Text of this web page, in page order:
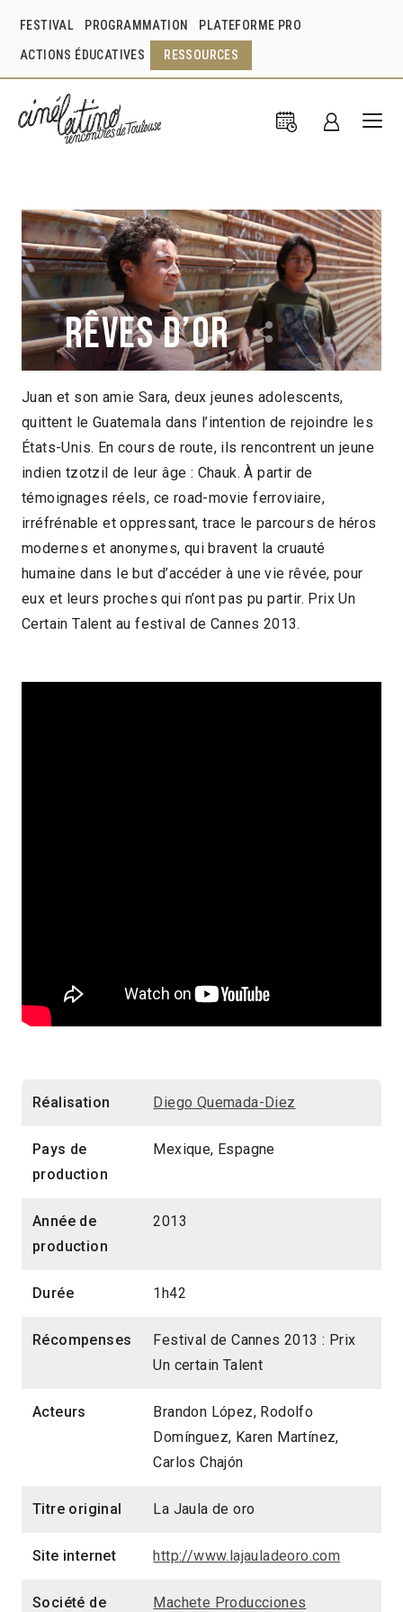
FESTIVAL PROGRAMMATION PLATEFORME PRO
ACTIONS ÉDUCATIVES RESSOURCES
Rêves d’or
Diego Quemada-Diez Mexique 2013
1h42
Juan et son amie Sara, deux jeunes adolescents,
quittent le Guatemala dans l’intention de rejoindre les
États-Unis. En cours de route, ils rencontrent un jeune
indien tzotzil de leur âge : Chauk. À partir de
témoignages réels, ce road-movie ferroviaire,
irréfrénable et oppressant, trace le parcours de héros
modernes et anonymes, qui bravent la cruauté
humaine dans le but d’accéder à une vie rêvée, pour
eux et leurs proches qui n’ont pas pu partir. Prix Un
Certain Talent au festival de Cannes 2013.
Réalisation Diego Quemada-Diez
Pays de
production
Mexique, Espagne
Année de
production
2013
Durée 1h42
Récompenses
Festival de Cannes 2013 : Prix
Un certain Talent
Acteurs
Brandon López, Rodolfo
Domínguez, Karen Martínez,
Carlos Chajón
Titre original La Jaula de oro
Site internet http://www.lajauladeoro.com
Société de Machete Producciones